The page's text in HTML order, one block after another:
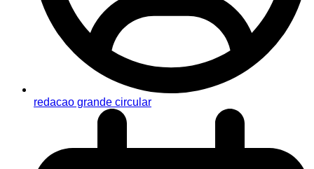
redacao grande circular